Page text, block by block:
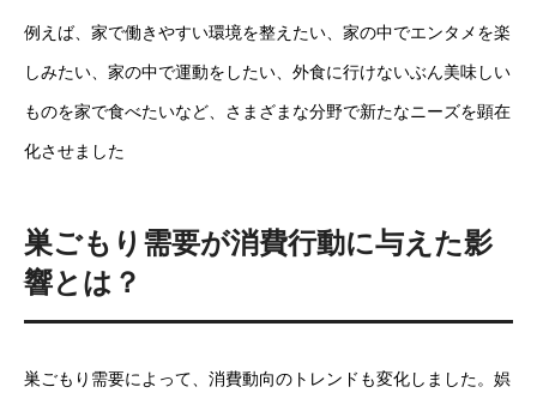
例えば、家で働きやすい環境を整えたい、家の中でエンタメを楽
しみたい、家の中で運動をしたい、外食に行けないぶん美味しい
ものを家で食べたいなど、さまざまな分野で新たなニーズを顕在
化させました
巣ごもり需要が消費行動に与えた影
響とは？
巣ごもり需要によって、消費動向のトレンドも変化しました。娯